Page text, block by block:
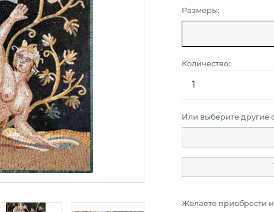
Размеры:
Количество:
Или выберите другие
Желаете приобрести